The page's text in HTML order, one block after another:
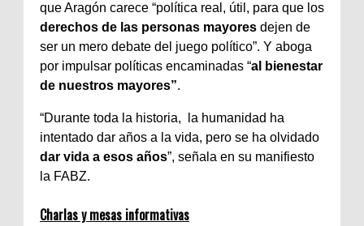
que Aragón carece “política real, útil, para que los
derechos de las personas mayores dejen de
ser un mero debate del juego político”. Y aboga
por impulsar políticas encaminadas “al bienestar
de nuestros mayores”.
“Durante toda la historia, la humanidad ha
intentado dar años a la vida, pero se ha olvidado
dar vida a esos años”, señala en su manifiesto
la FABZ.
Charlas y mesas informativas